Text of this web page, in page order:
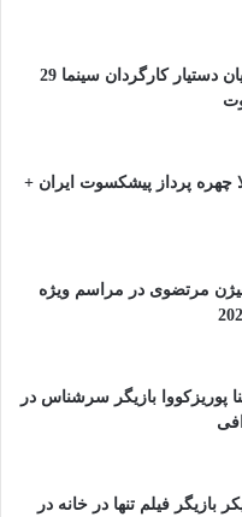
درگذشت رضا امینیان دستیار کارگردان سینما 29
چهره پرداز پیشکسوت ایران +
مرتضوی در مراسم ویژه
پوریزکووا بازیگر سرشناس در
بازیگر فیلم تنها در خانه در